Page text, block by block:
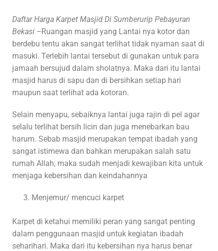
Daftar Harga Karpet Masjid Di Sumberurip Pebayuran
Bekasi –Ruangan masjid yang Lantai nya kotor dan
berdebu tentu akan sangat terlihat tidak nyaman saat di
masuki. Terlebih lantai tersebut di gunakan untuk para
jamaah bersujud dalam sholatnya. Maka dari itu lantai
masjid harus di sapu dan di bersihkan setiap hari
maupun saat terlihat ada kotoran.
Selain menyapu, sebaiknya lantai juga rajin di pel agar
selalu terlihat bersih licin dan juga menebarkan bau
harum. Sebab masjid merupakan tempat ibadah yang
sangat istimewa dan bahkan merupakan salah satu
rumah Allah, maka sudah menjadi kewajiban kita untuk
menjaga kebersihan dan keindahannya
Menjemur/ mencuci karpet
Karpet di ketahui memiliki peran yang sangat penting
dalam penggunaan masjid untuk kegiatan ibadah
seharihari. Maka dari itu kebersihan nya harus benar